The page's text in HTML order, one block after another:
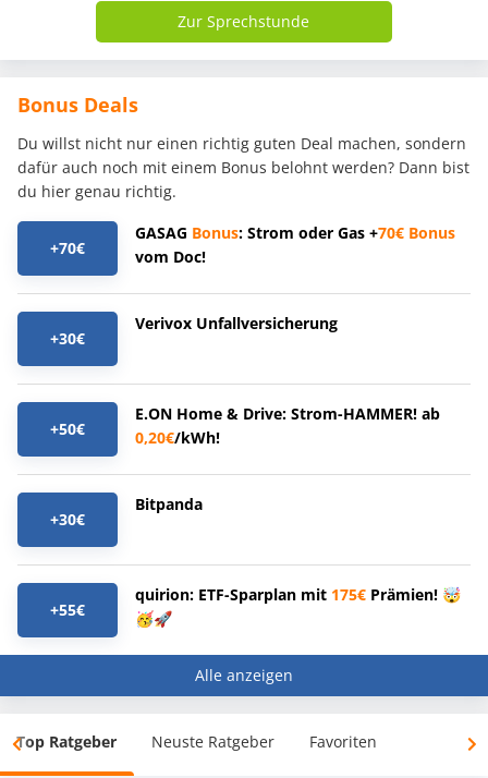
Zur Sprechstunde
Bonus Deals
Du willst nicht nur einen richtig guten Deal machen, sondern
dafür auch noch mit einem Bonus belohnt werden? Dann bist
du hier genau richtig.
+70€
GASAG Bonus: Strom oder Gas +70€ Bonus
vom Doc!
+30€
Verivox Unfallversicherung
+50€
E.ON Home & Drive: Strom-HAMMER! ab
0,20€/kWh!
+30€
Bitpanda
+55€
quirion: ETF-Sparplan mit 175€ Prämien! 🤯
🥳🚀
Alle anzeigen
Top Ratgeber Neuste Ratgeber Favoriten